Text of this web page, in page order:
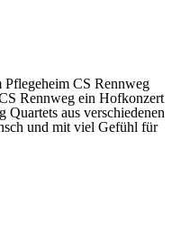
CS Rennweg
Rennweg ein Hofkonzert
Quartets aus verschiedenen
und mit viel Gefühl für